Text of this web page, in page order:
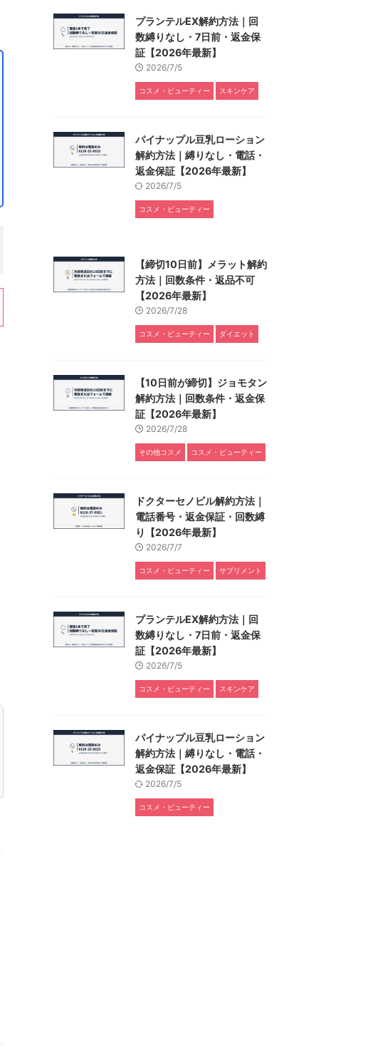
プランテルEX解約方法｜回
数縛りなし・7日前・返金保
証【2026年最新】
2026/7/5
コスメ・ビューティー スキンケア
パイナップル豆乳ローション
解約方法｜縛りなし・電話・
返金保証【2026年最新】
2026/7/5
コスメ・ビューティー
【締切10日前】メラット解約
方法｜回数条件・返品不可
【2026年最新】
2026/7/28
コスメ・ビューティー ダイエット
【10日前が締切】ジョモタン
解約方法｜回数条件・返金保
証【2026年最新】
2026/7/28
その他コスメ コスメ・ビューティー
ドクターセノビル解約方法｜
電話番号・返金保証・回数縛
り【2026年最新】
2026/7/7
コスメ・ビューティー サプリメント
プランテルEX解約方法｜回
数縛りなし・7日前・返金保
証【2026年最新】
2026/7/5
コスメ・ビューティー スキンケア
パイナップル豆乳ローション
解約方法｜縛りなし・電話・
返金保証【2026年最新】
2026/7/5
コスメ・ビューティー